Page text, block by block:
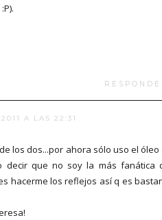
A LAS 22:31
los dos...por ahora sólo uso el óleo
decir que no soy la más fanática
hacerme los reflejos así q es